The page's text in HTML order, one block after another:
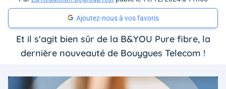
Ajoutez-nous à vos favoris
Et il s'agit bien sûr de la B&YOU Pure fibre, la
dernière nouveauté de Bouygues Telecom !